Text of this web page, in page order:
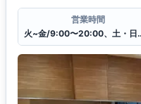
営業時間
火~金/9:00〜